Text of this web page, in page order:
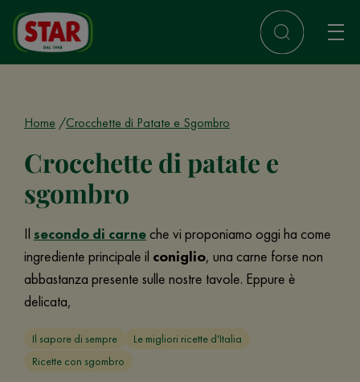
Home Crocchette di Patate e Sgombro
Crocchette di patate e
sgombro
Il secondo di carneche vi proponiamo oggi ha come
ingrediente principale il coniglio, una carne forse non
abbastanza presente sulle nostre tavole. Eppure è
delicata,
Il sapore di sempre
Le migliori ricette d'Italia
Ricette con sgombro